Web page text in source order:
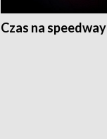
Czas na speedway